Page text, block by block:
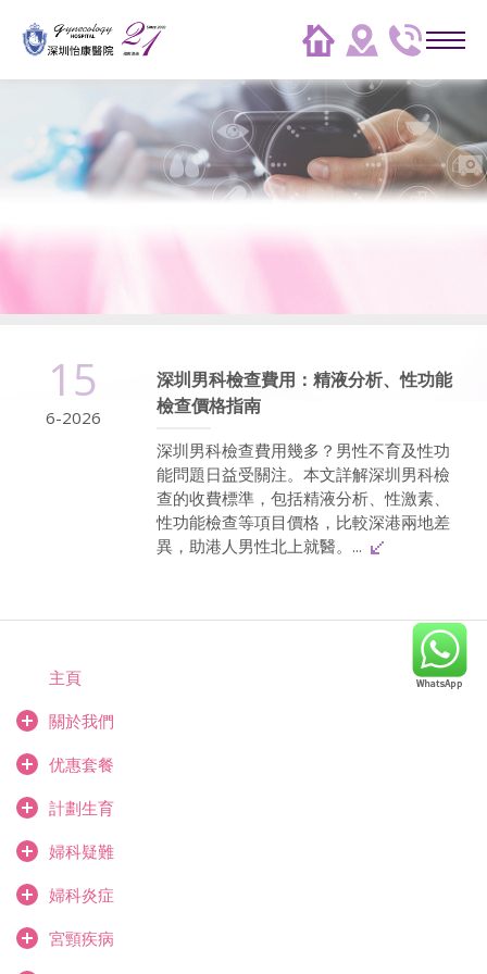
15
6-2026
深圳男科檢查費用：精液分析、性功能
檢查價格指南
深圳男科檢查費用幾多？男性不育及性功
能問題日益受關注。本文詳解深圳男科檢
查的收費標準，包括精液分析、性激素、
性功能檢查等項目價格，比較深港兩地差
異，助港人男性北上就醫。...
主頁
關於我們
优惠套餐
計劃生育
婦科疑難
婦科炎症
宮頸疾病